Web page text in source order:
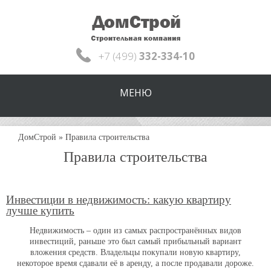
+7 (499) 332-334-10
МЕНЮ
ДомСтрой » Правила строительства
Правила строительства
Инвестиции в недвижимость: какую квартиру
лучше купить
Недвижимость – один из самых распространённых видов
инвестиций, раньше это был самый прибыльный вариант
вложения средств. Владельцы покупали новую квартиру,
некоторое время сдавали её в аренду, а после продавали дороже.